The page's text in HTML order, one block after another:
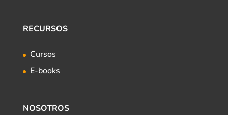
RECURSOS
Cursos
E-books
NOSOTROS